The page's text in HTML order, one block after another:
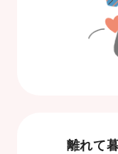
離れて